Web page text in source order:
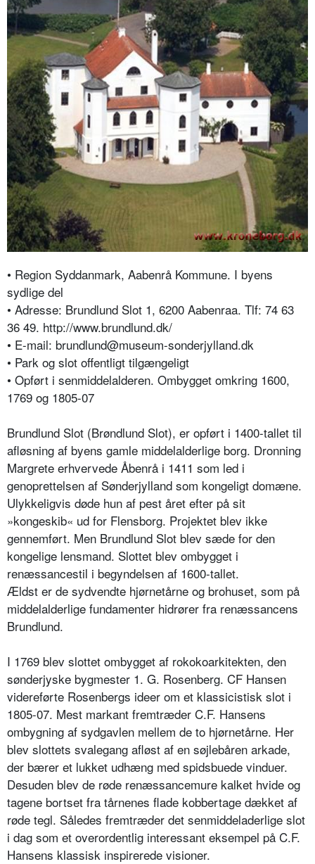
• Region Syddanmark, Aabenrå Kommune. I byens
sydlige del
• Adresse: Brundlund Slot 1, 6200 Aabenraa. Tlf: 74 63
36 49. http://www.brundlund.dk/
• E-mail: brundlund@museum-sonderjylland.dk
• Park og slot offentligt tilgængeligt
• Opført i senmiddelalderen. Ombygget omkring 1600,
1769 og 1805-07
Brundlund Slot (Brøndlund Slot), er opført i 1400-tallet til
afløsning af byens gamle middelalderlige borg. Dronning
Margrete erhvervede Åbenrå i 1411 som led i
genoprettelsen af Sønderjylland som kongeligt domæne.
Ulykkeligvis døde hun af pest året efter på sit
»kongeskib« ud for Flensborg. Projektet blev ikke
gennemført. Men Brundlund Slot blev sæde for den
kongelige lensmand. Slottet blev ombygget i
renæssancestil i begyndelsen af 1600-tallet.
Ældst er de sydvendte hjørnetårne og brohuset, som på
middelalderlige fundamenter hidrører fra renæssancens
Brundlund.
I 1769 blev slottet ombygget af rokokoarkitekten, den
sønderjyske bygmester 1. G. Rosenberg. CF Hansen
videreførte Rosenbergs ideer om et klassicistisk slot i
1805-07. Mest markant fremtræder C.F. Hansens
ombygning af sydgavlen mellem de to hjørnetårne. Her
blev slottets svalegang afløst af en søjlebåren arkade,
der bærer et lukket udhæng med spidsbuede vinduer.
Desuden blev de røde renæssancemure kalket hvide og
tagene bortset fra tårnenes flade kobbertage dækket af
røde tegl. Således fremtræder det senmiddeladerlige slot
i dag som et overordentlig interessant eksempel på C.F.
Hansens klassisk inspirerede visioner.